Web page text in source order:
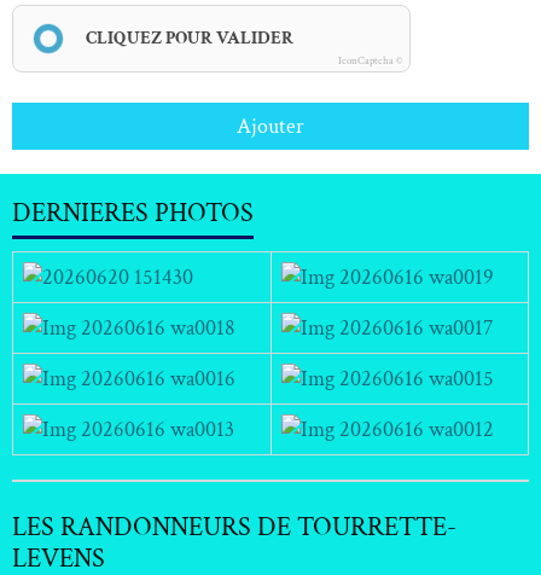
CLIQUEZ POUR VALIDER
IconCaptcha ©
Ajouter
DERNIERES PHOTOS
LES RANDONNEURS DE TOURRETTE-
LEVENS